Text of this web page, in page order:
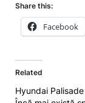
Share this:
Facebook
Related
Hyundai